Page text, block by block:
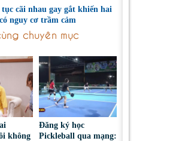
tục cãi nhau gay gắt khiến hai
nguy cơ trầm cảm
chuyên mục
không
Đăng ký học
Pickleball qua mạng: